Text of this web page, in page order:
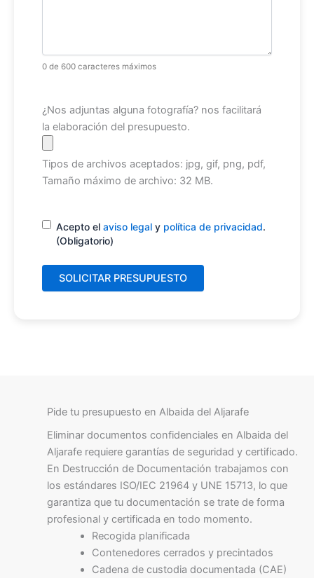
0 de 600 caracteres máximos
Archivo
¿Nos adjuntas alguna fotografía? nos facilitará
la elaboración del presupuesto.
Tipos de archivos aceptados: jpg, gif, png, pdf,
Tamaño máximo de archivo: 32 MB.
Consentimiento(Obligatorio)
Acepto el aviso legal y política de privacidad.
(Obligatorio)
Pide tu presupuesto en Albaida del Aljarafe
Eliminar documentos confidenciales en Albaida del
Aljarafe requiere garantías de seguridad y certificado.
En Destrucción de Documentación trabajamos con
los estándares ISO/IEC 21964 y UNE 15713, lo que
garantiza que tu documentación se trate de forma
profesional y certificada en todo momento.
Recogida planificada
Contenedores cerrados y precintados
Cadena de custodia documentada (CAE)